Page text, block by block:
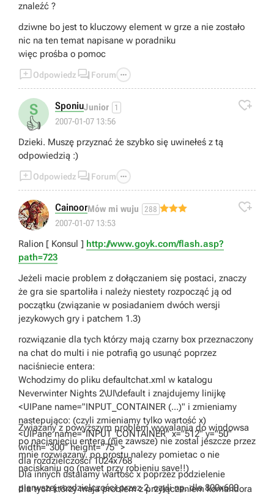
znaleźć ?
dziwne bo jest to kluczowy element w grze a nie zostało
nic na ten temat napisane w poradniku
więc prośba o pomoc
Odpowiedz  Forum 
S
👍
SponiuJunior 1
2007-01-07 13:56

Dzieki. Muszę przyznać że szybko się uwinełeś z tą
odpowiedzią :)
Odpowiedz  Forum 
CainoorMów mi wuju 288
2007-01-07 13:53

Ralion [ Konsul ] http://www.goyk.com/flash.asp?
path=723
Jeżeli macie problem z dołączaniem się postaci, znaczy
że gra sie spartoliła i należy niestety rozpocząć ją od
początku (związanie w posiadaniem dwóch wersji
jezykowych gry i patchem 1.3)
rozwiązanie dla tych którzy mają czarny box przeznaczony
na chat do multi i nie potrafią go usunąć poprzez
naciśniecie entera:
Wchodzimy do pliku defaultchat.xml w katalogu
Neverwinter Nights 2\UI\default i znajdujemy linijkę
<UIPane name="INPUT_CONTAINER (...)" i zmieniamy
nastepująco: (czyli zmieniamy tylko wartość x)
<UIPane name="INPUT_CONTAINER" x="512" y="50"
width="300" height="75" >
dla rozdzielczości 1024x768
Dla innych ustalamy wartość x poprzez podzielenie
pierwszej rozdzielczości przez 2, czyli np. dla 800x600
Zwiazany z powyższym problem wywalania do windowsa
po nacisnieciu entera (nie zawsze) nie zostal jeszcze przez
mnie rozwiazany. po prostu nalezy pomietac o nie
naciskaniu go (nawet przy robieniu save!!)
dla tych którzy maja problem z przyłączeniem komandora